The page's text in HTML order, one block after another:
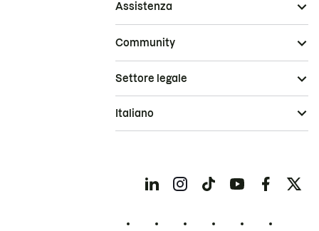
Assistenza
Community
Settore legale
Italiano